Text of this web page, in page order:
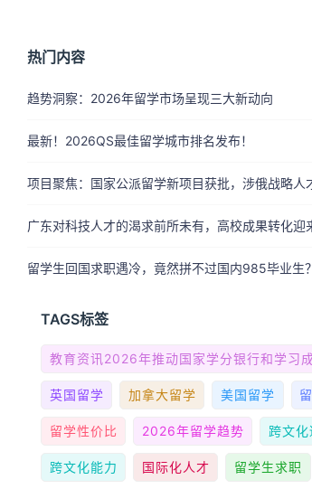
热门内容
趋势洞察：2026年留学市场呈现三大新动向
最新！2026QS最佳留学城市排名发布！
项目聚焦：国家公派留学新项目获批，涉俄战略人
广东对科技人才的渴求前所未有，高校成果转化迎
留学生回国求职遇冷，竟然拼不过国内985毕业生？
TAGS标签
教育资讯2026年推动国家学分银行和学习
英国留学 加拿大留学 美国留学
留学性价比 2026年留学趋势 跨文化
跨文化能力 国际化人才 留学生求职